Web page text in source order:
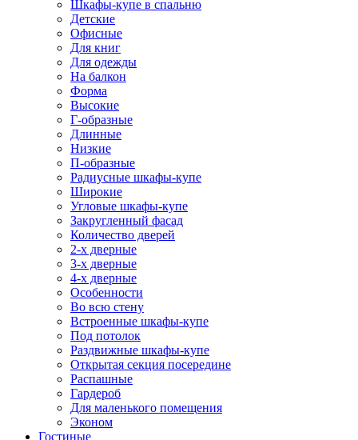
Шкафы-купе в спальню
Детские
Офисные
Для книг
Для одежды
На балкон
Форма
Высокие
Г-образные
Длинные
Низкие
П-образные
Радиусные шкафы-купе
Широкие
Угловые шкафы-купе
Закругленный фасад
Количество дверей
2-х дверные
3-х дверные
4-х дверные
Особенности
Во всю стену
Встроенные шкафы-купе
Под потолок
Раздвижные шкафы-купе
Открытая секция посередине
Распашные
Гардероб
Для маленького помещения
Эконом
Гостиные